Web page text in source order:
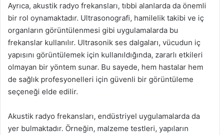
Ayrıca, akustik radyo frekansları, tıbbi alanlarda da önemli
bir rol oynamaktadır. Ultrasonografi, hamilelik takibi ve iç
organların görüntülenmesi gibi uygulamalarda bu
frekanslar kullanılır. Ultrasonik ses dalgaları, vücudun iç
yapısını görüntülemek için kullanıldığında, zararlı etkileri
olmayan bir yöntem sunar. Bu sayede, hem hastalar hem
de sağlık profesyonelleri için güvenli bir görüntüleme
seçeneği elde edilir.
Akustik radyo frekansları, endüstriyel uygulamalarda da
yer bulmaktadır. Örneğin, malzeme testleri, yapıların